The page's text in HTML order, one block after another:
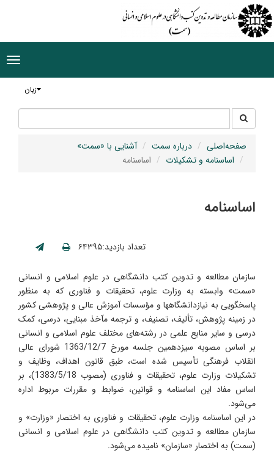
زبان
جستجو
در
سایت
صفحه‌اصلی درباره سمت
آشنایی با «سمت»
اساسنامه و تشکیلات
اساسنامه
اساسنامه
تعداد بازدید:۶۴۳۹۵
سازمان مطالعه و تدوین کتب دانشگاهی در علوم اسلامی و انسانی
«سمت» وابسته به وزارت علوم، تحقیقات و فناوری که به منظور
پاسخگویی به نیازدانشگاهها و مؤسسات آموزش عالی و پژوهشی کشور
در زمینه پژوهش، تألیف، تصنیف، و ترجمه مآخذ مبنایی، درسی، کمک
درسی و سایر منابع علمی در رشته‌های مختلف علوم اسلامی و انسانی
بر اساس مصوبه سیزدهمین جلسه مورخ 1363/12/7 شورای عالی
انقلاب فرهنگی تأسیس شده است، طبق قانون اهداف، وظایف و
تشکیلات وزارت علوم، تحقیقات و فناوری (مصوب 1383/5/18)، بر
اساس مفاد این اساسنامه و قوانین، ضوابط و مقررات مربوط اداره
می‌شود.
در این اساسنامه وزارت علوم، تحقیقات و فناوری به اختصار «وزارت» و
سازمان مطالعه و تدوین کتب دانشگاهی در علوم اسلامی و انسانی
(سمت) به اختصار «سازمان» نامیده می‌شود.